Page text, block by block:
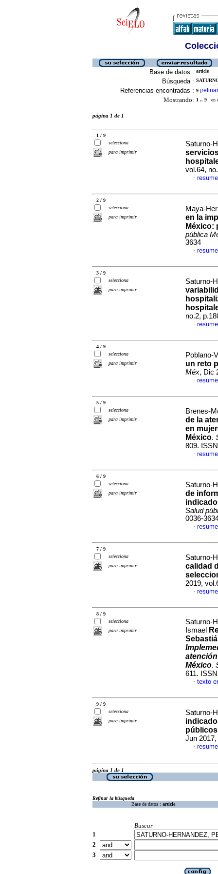
Base de datos : article
Búsqueda :
Referencias encontradas : 9 [refinar
Mostrando: 1 .. 9 en
página 1 de 1
1 / 9
selecciona
para imprimir
Saturno-
vol.64,
·
2 / 9
selecciona
para imprimir
Maya-
en la
México:
pública
3634
·
3 / 9
selecciona
para imprimir
Saturno-
no.2,
·
4 / 9
selecciona
para imprimir
Poblano-
un reto
Méx, Dic
·
5 / 9
selecciona
para imprimir
Brenes-
de la
en
México.
809.
·
6 / 9
selecciona
para imprimir
Saturno-
de
Salud
0036-
·
7 / 9
selecciona
para imprimir
Saturno-
calidad
2019,
·
8 / 9
selecciona
para imprimir
Saturno-
Ismael
México.
611.
· texto
9 / 9
selecciona
para imprimir
Saturno-
Jun
·
página 1 de 1
Refinar la búsqueda
Base de datos : article
Buscar
1
2
3